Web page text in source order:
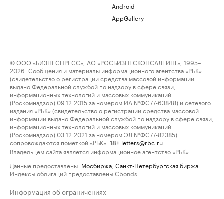
Android
AppGallery
© ООО «БИЗНЕСПРЕСС», АО «РОСБИЗНЕСКОНСАЛТИНГ», 1995–
2026. Сообщения и материалы информационного агентства «РБК»
(свидетельство о регистрации средства массовой информации
выдано Федеральной службой по надзору в сфере связи,
информационных технологий и массовых коммуникаций
(Роскомнадзор) 09.12.2015 за номером ИА №ФС77-63848) и сетевого
издания «РБК» (свидетельство о регистрации средства массовой
информации выдано Федеральной службой по надзору в сфере связи,
информационных технологий и массовых коммуникаций
(Роскомнадзор) 03.12.2021 за номером ЭЛ №ФС77-82385)
сопровождаются пометкой «РБК».
18+ letters@rbc.ru
Владельцем сайта является информационное агентство «РБК».
Данные предоставлены: Мосбиржа Санкт-Петербургская биржа
Индексы облигаций предоставлены Cbonds.
Информация об ограничениях